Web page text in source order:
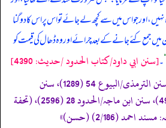
نہیں، اور جو اس میں سے کچھ لے جائے تو اس پر اس کا دوگنا
میں جمع کئے جانے کے بعد چرائے اور وہ ڈھال کی قیمت کو
“۔[سنن ابي داود/كتاب الحدود /حدیث: 4390]
«‏‏‏‏سنن الترمذی/البیوع 54 (1289)، سنن
النسائی/قطع السارق 9 (4961)، سنن ابن ماجہ/الحدود 28 (2596)، (تحفة